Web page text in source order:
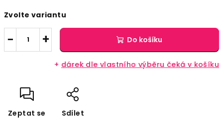
cena:
Zvolte variantu
+
− Do košíku
+ dárek dle vlastního výběru čeká v košíku
Zeptat se Sdílet